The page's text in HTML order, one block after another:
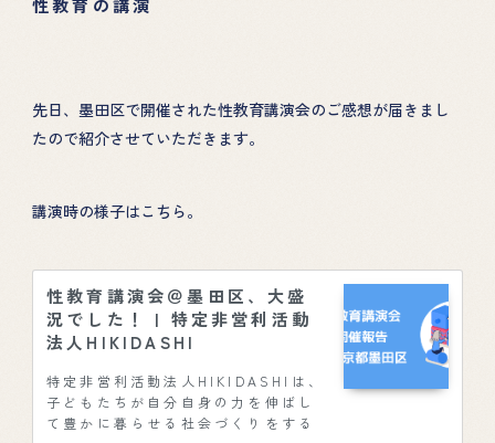
先日、墨田区で開催された性教育講演会のご感想が届きまし
たので紹介させていただきます。
講演時の様子はこちら。
性教育講演会＠墨田区、大盛
況でした！ | 特定非営利活動
法人HIKIDASHI
特定非営利活動法人HIKIDASHIは、
子どもたちが自分自身の力を伸ばし
て豊かに暮らせる社会づくりをする